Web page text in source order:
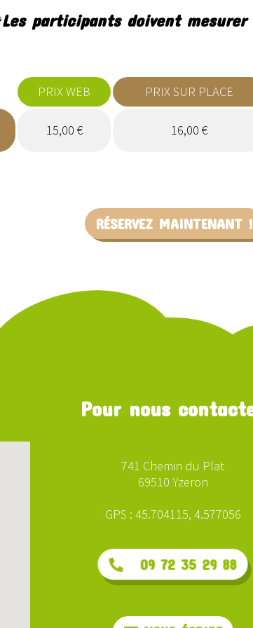
Les participants doivent mesurer
PRIX WEB PRIX SUR PLACE
15,00 € 16,00 €
RÉSERVEZ MAINTENANT !
Pour nous
741 Chemin du Plat
69510 Yzeron
GPS : 45.704115, 4.577056
09 72 35 29 88